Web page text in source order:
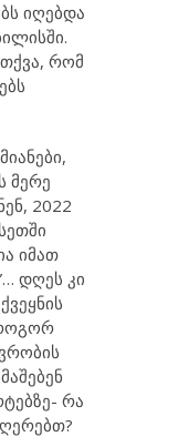
იღებდა
რომ
მერე
2022
იმათ
დღეს კი
როგორ
რა